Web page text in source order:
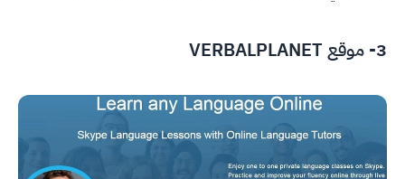
3- موقع VERBALPLANET